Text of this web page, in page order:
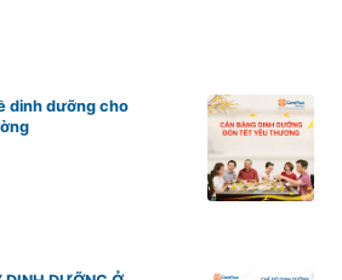
dinh dưỡng cho